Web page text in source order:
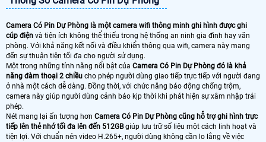
Camera Có Pin Dự Phòng là một camera wifi thông minh ghi hình được ghi
cúp điện và tiện ích không thể thiếu trong hệ thống an ninh gia đình hay văn
phòng. Với khả năng kết nối và điều khiển thông qua wifi, camera này mang
đến sự thuận tiện tối đa cho người sử dụng.
Một trong những tính năng nổi bật của Camera Có Pin Dự Phòng đó là khả
năng đàm thoại 2 chiều cho phép người dùng giao tiếp trực tiếp với người đang
ở nhà một cách dễ dàng. Đồng thời, với chức năng báo động chống trộm,
camera này giúp người dùng cảnh báo kịp thời khi phát hiện sự xâm nhập trái
phép.
Nét mang lại ấn tượng hơn Camera Có Pin Dự Phòng cũng hỗ trợ ghi hình trực
tiếp lên thẻ nhớ tối đa lên đến 512GBgiúp lưu trữ số liệu một cách linh hoạt và
tiện lợi. Với chuẩn nén video H.265+, người dùng không cần lo lắng về việc